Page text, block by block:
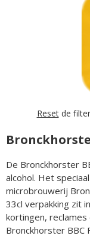
Resetde
De Bronckhorster
alcohol. Het
microbrouwerij
33cl verpakking zit
kortingen, reclames
Bronckhorster BBC